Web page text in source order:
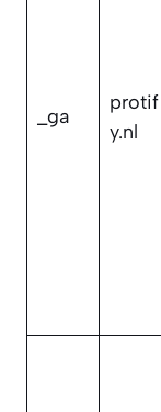
_ga
protif
y.nl